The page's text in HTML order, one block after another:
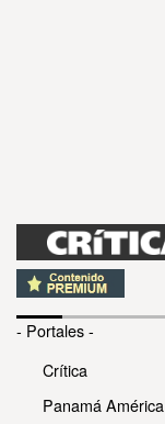
- Portales -
Crítica
Panamá América